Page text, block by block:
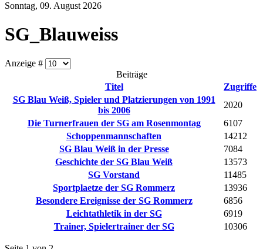
Sonntag, 09. August 2026
SG_Blauweiss
Anzeige #
Beiträge
Titel
Zugriffe
SG Blau Weiß, Spieler und Platzierungen von 1991
bis 2006
2020
Die Turnerfrauen der SG am Rosenmontag
6107
Schoppenmannschaften
14212
SG Blau Weiß in der Presse
7084
Geschichte der SG Blau Weiß
13573
SG Vorstand
11485
Sportplaetze der SG Rommerz
13936
Besondere Ereignisse der SG Rommerz
6856
Leichtathletik in der SG
6919
Trainer, Spielertrainer der SG
10306